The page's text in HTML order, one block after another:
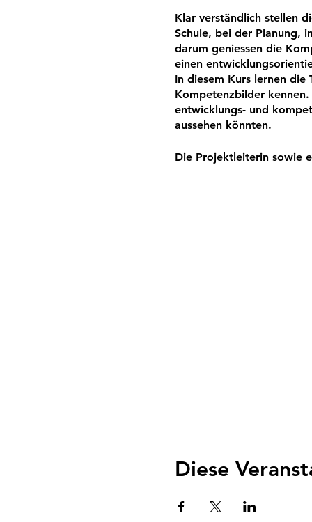
Klar verständlich stellen
Schule, bei der Planung,
darum geniessen die
einen
In diesem Kurs lernen die
Kompetenzbilder
entwicklungs- und
aussehen könnten.
Die Projektleiterin sowie
Diese